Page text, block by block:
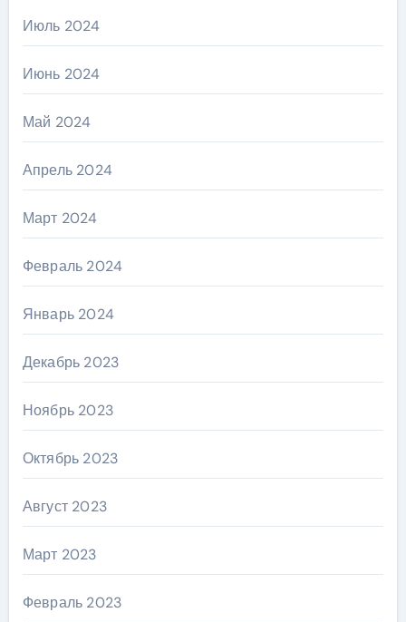
Июль 2024
Июнь 2024
Май 2024
Апрель 2024
Март 2024
Февраль 2024
Январь 2024
Декабрь 2023
Ноябрь 2023
Октябрь 2023
Август 2023
Март 2023
Февраль 2023